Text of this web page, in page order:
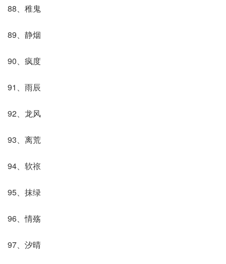
88、稚鬼
89、静烟
90、疯度
91、雨辰
92、龙风
93、离荒
94、软祣
95、抹绿
96、情殇
97、汐晴